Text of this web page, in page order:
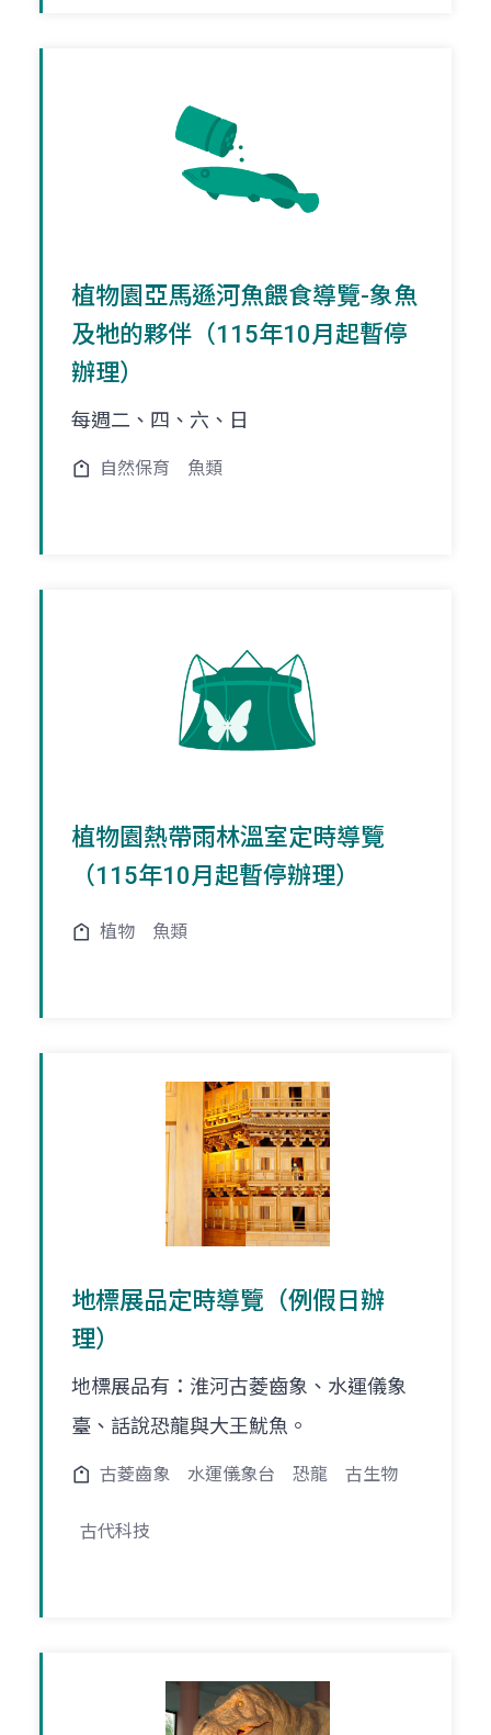
植物園亞馬遜河魚餵食導覽-象魚
及牠的夥伴（115年10月起暫停
辦理）
每週二、四、六、日
自然保育 魚類
植物園熱帶雨林溫室定時導覽
（115年10月起暫停辦理）
植物 魚類
地標展品定時導覽（例假日辦
理）
地標展品有：淮河古菱齒象、水運儀象
臺、話說恐龍與大王魷魚。
古菱齒象 水運儀象台 恐龍 古生物
古代科技